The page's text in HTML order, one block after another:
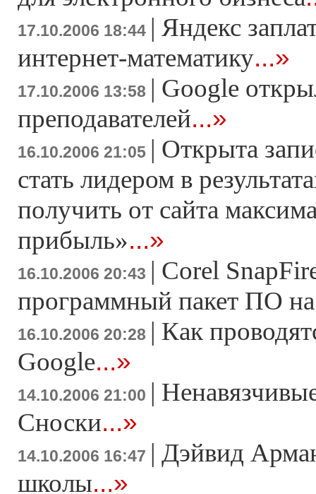
17.10.2006 18:44 | Яндекс
интернет-математику...»
17.10.2006 13:58 | Google
преподавателей...»
16.10.2006 21:05 | Открыта
стать лидером в
получить от сайта
прибыль»...»
16.10.2006 20:43 | Corel
программный пакет ПО
16.10.2006 20:28 | Как
Google...»
14.10.2006 21:00 |
Сноски...»
14.10.2006 16:47 | Дэйвид
школы...»